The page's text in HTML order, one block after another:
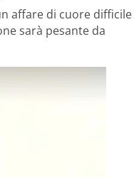
affare di cuore difficile
sarà pesante da